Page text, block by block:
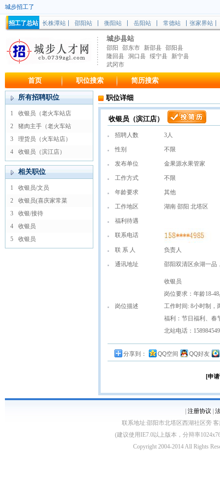
城步招工了
招工了总站 长株潭站 邵阳站 衡阳站 岳阳站 常德站 张家界站
城步县站
邵阳 邵东市 新邵县 邵阳县
隆回县 洞口县 绥宁县
新宁县
武冈市
首页 职位搜索 简历搜索
所有招聘职位
1
收银员（老火车站店
2
猪肉主手（老火车站
3
理货员（火车站店）
4
收银员（滨江店）
相关职位
1
收银员/文员
2
收银员(喜庆家常菜
3
收银/接待
4
收银员
5
收银员
职位详细
收银员（滨江店）
招聘人数 3人
性别 不限
发布单位 金果源水果管家
工作方式 不限
年龄要求 其他
工作地区 湖南 邵阳 北塔区
福利待遇
联系电话
联 系 人 负责人
通讯地址 邵阳双清区佘湖一品
岗位描述
收银员
岗位要求：年龄18-
工作时间: 8小时制，
福利：节日福利、春
北站电话：
分享到： QQ空间 QQ好友
[申
注册协议
联系地址:邵阳市北塔区西湖社区旁 客
(建议使用IE7.0以上版本，分辩率
Copyright 2004-2014 All Rights